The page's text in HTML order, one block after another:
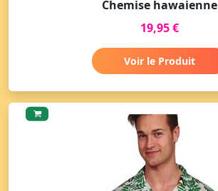
Chemise hawaienne
19,95 €
Voir le Produit